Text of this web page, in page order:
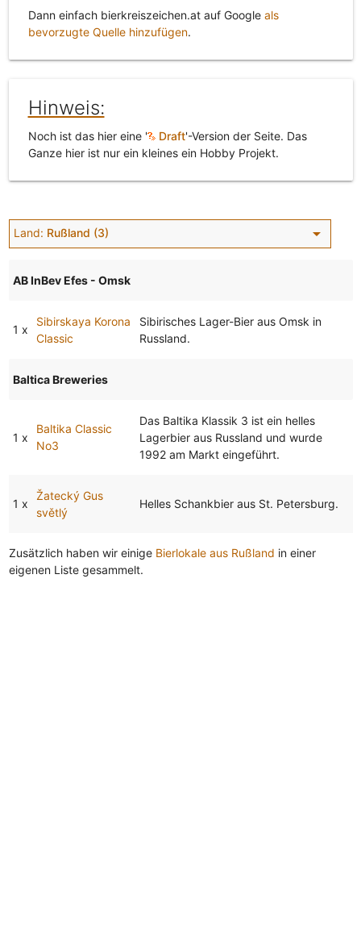
Dann einfach bierkreiszeichen.at auf Google als
bevorzugte Quelle hinzufügen.
Hinweis:
Noch ist das hier eine ' Draft'-Version der Seite. Das
Ganze hier ist nur ein kleines ein Hobby Projekt.
Land: Rußland (3) arrow_drop_down
AB InBev Efes - Omsk
1 x
Sibirskaya Korona
Classic
Sibirisches Lager-Bier aus Omsk in
Russland.
Baltica Breweries
1 x
Baltika Classic
No3
Das Baltika Klassik 3 ist ein helles
Lagerbier aus Russland und wurde
1992 am Markt eingeführt.
1 x
Žatecký Gus
světlý
Helles Schankbier aus St. Petersburg.
Zusätzlich haben wir einige Bierlokale aus Rußland in einer
eigenen Liste gesammelt.